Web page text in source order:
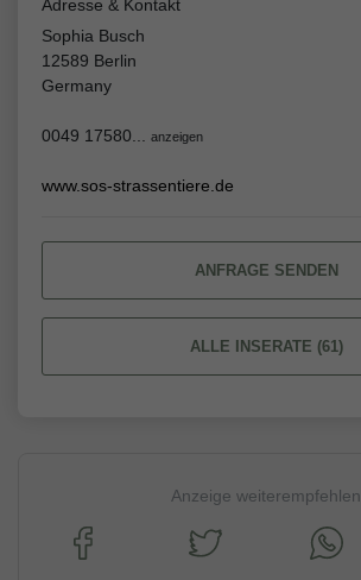
Adresse & Kontakt
Sophia Busch
12589 Berlin
Germany
0049 17580... anzeigen
www.sos-strassentiere.de
ANFRAGE SENDEN
ALLE INSERATE (61)
Anzeige weiterempfehlen